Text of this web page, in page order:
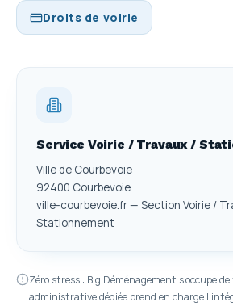
Droits de voirie
Service Voirie / Travaux /
Ville de Courbevoie
92400 Courbevoie
ville-courbevoie.fr — Section Voirie /
Stationnement
Zéro stress : Big Déménagement s'occupe
administrative dédiée prend en charge